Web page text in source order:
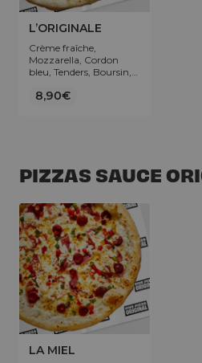
L’ORIGINALE
Crème fraîche,
Mozzarella, Cordon
bleu, Tenders, Boursin,
8,90€
PIZZAS SAUCE
LA MIEL